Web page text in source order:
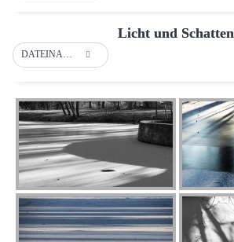
Licht und Schatten